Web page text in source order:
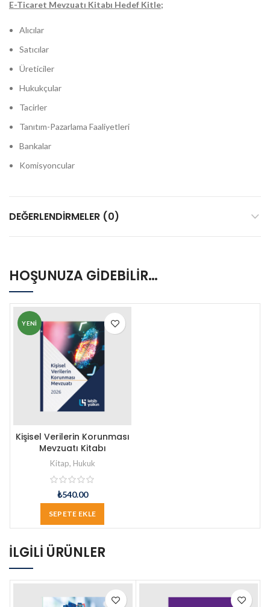
E-Ticaret Mevzuatı Kitabı Hedef Kitle;
Alıcılar
Satıcılar
Üreticiler
Hukukçular
Tacirler
Tanıtım-Pazarlama Faaliyetleri
Bankalar
Komisyoncular
DEĞERLENDIRMELER (0)
HOŞUNUZA GIDEBILIR…
YENI
Kişisel Verilerin Korunması
Mevzuatı Kitabı
Kitap, Hukuk
₺540.00
SEPETE EKLE
İLGILI ÜRÜNLER